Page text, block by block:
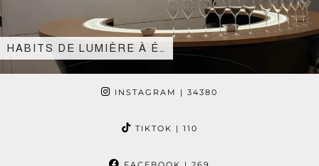
HABITS DE LUMIÈRE À É…
INSTAGRAM | 34380
TIKTOK | 110